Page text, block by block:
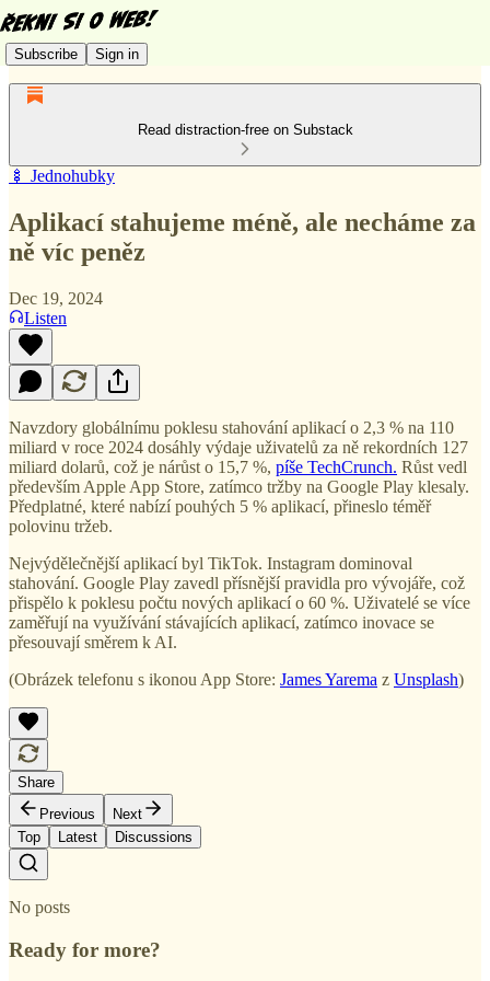
Subscribe Sign in
Read distraction-free on Substack
🍢 Jednohubky
Aplikací stahujeme méně, ale necháme za
ně víc peněz
Dec 19, 2024
Listen
Navzdory globálnímu poklesu stahování aplikací o 2,3 % na 110
miliard v roce 2024 dosáhly výdaje uživatelů za ně rekordních 127
miliard dolarů, což je nárůst o 15,7 %, píše TechCrunch. Růst vedl
především Apple App Store, zatímco tržby na Google Play klesaly.
Předplatné, které nabízí pouhých 5 % aplikací, přineslo téměř
polovinu tržeb.
Nejvýdělečnější aplikací byl TikTok. Instagram dominoval
stahování. Google Play zavedl přísnější pravidla pro vývojáře, což
přispělo k poklesu počtu nových aplikací o 60 %. Uživatelé se více
zaměřují na využívání stávajících aplikací, zatímco inovace se
přesouvají směrem k AI.
(Obrázek telefonu s ikonou App Store: James Yarema z Unsplash)
Share
Previous
Next
Top
Latest Discussions
No posts
Ready for more?